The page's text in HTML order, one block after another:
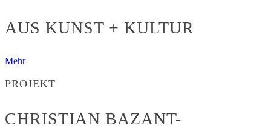
AUS KUNST + KULTUR
Mehr
PROJEKT
CHRISTIAN BAZANT-